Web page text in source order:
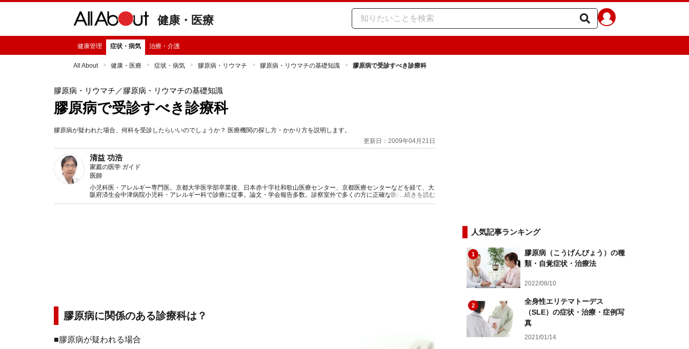
健康・医療
健康管理 症状・病気 治療・介護
All About 健康・医療 症状・病気 膠原病・リウマチ 膠原病・リウマチの基礎知識 膠原病で受診すべき診療科
膠原病・リウマチ ／膠原病・リウマチの基礎知識
膠原病で受診すべき診療科
膠原病が疑われた場合、何科を受診したらいいのでしょうか？ 医療機関の探し方・かかり方を説明します。
更新日：2009年04月21日
清益 功浩
家庭の医学 ガイド
医師
小児科医・アレルギー専門医。京都大学医学部卒業後、日本赤十字社和歌山医療センター、京都医療センターなどを経て、大
阪府済生会中津病院小児科・アレルギー科で診療に従事。論文・学会報告多数。診察室外で多くの方に正確な医療情報を届け
たいと、インターネットやテレビ、書籍などでも数多くの情報発信を行っている。
...続きを読む
膠原病に関係のある診療科は？
■膠原病が疑われる場合
人気記事ランキング
1
膠原病（こうげんびょう）の種
類・自覚症状・治療法
2022/08/10
2
全身性エリテマトーデス
（SLE）の症状・治療・症例写
真
2021/01/14